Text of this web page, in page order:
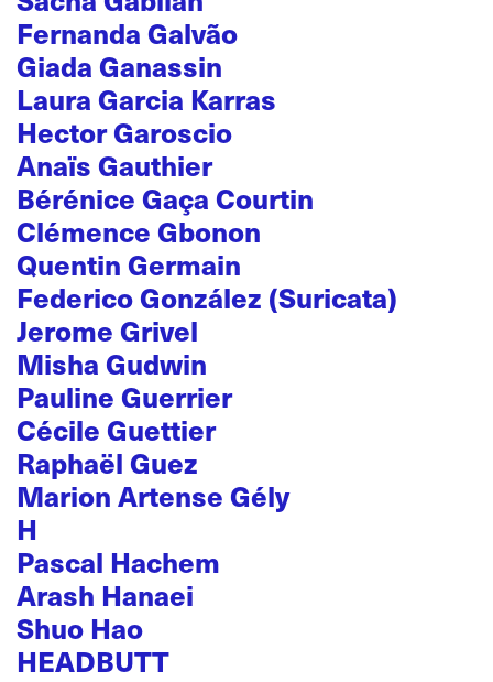
Fernanda Galvão
Giada Ganassin
Laura Garcia Karras
Hector Garoscio
Anaïs Gauthier
Bérénice Gaça Courtin
Clémence Gbonon
Quentin Germain
Federico González (Suricata)
Jerome Grivel
Misha Gudwin
Pauline Guerrier
Cécile Guettier
Raphaël Guez
Marion Artense Gély
H
Pascal Hachem
Arash Hanaei
Shuo Hao
HEADBUTT